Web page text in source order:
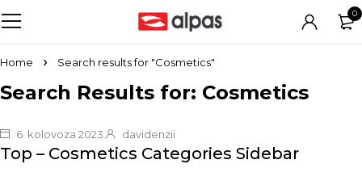
0
Home Search results for "Cosmetics"
Search Results for: Cosmetics
6. kolovoza 2023. davidenzii
Top – Cosmetics Categories Sidebar